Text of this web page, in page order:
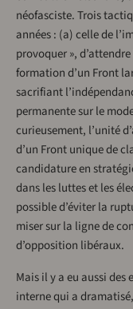
néofasciste. Trois
années : (a) celle de
provoquer »,
formation d’un Front
sacrifiant
permanente sur le
curieusement, l’unité
d’un Front unique de
candidature en
dans les luttes et les
possible d’éviter la
miser sur la ligne de
d’opposition libéraux.
Mais il y a eu aussi
interne qui a